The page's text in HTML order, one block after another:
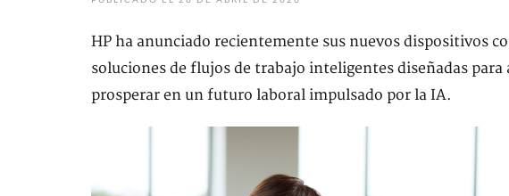
HP ha anunciado recientemente sus nuevos dispositivos
soluciones de flujos de trabajo inteligentes diseñadas para
prosperar en un futuro laboral impulsado por la IA.